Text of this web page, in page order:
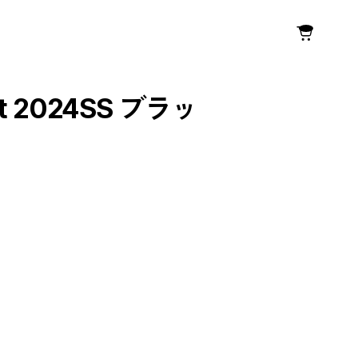
ブラッ